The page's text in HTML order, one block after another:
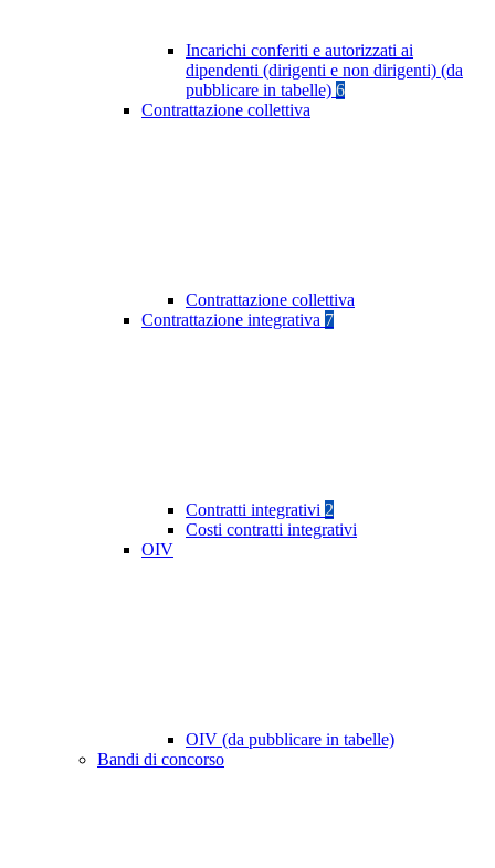
Incarichi conferiti e autorizzati ai
dipendenti (dirigenti e non dirigenti) (da
pubblicare in tabelle) 6
Contrattazione collettiva
Contrattazione collettiva
Contrattazione integrativa 7
Contratti integrativi 2
Costi contratti integrativi
OIV
OIV (da pubblicare in tabelle)
Bandi di concorso